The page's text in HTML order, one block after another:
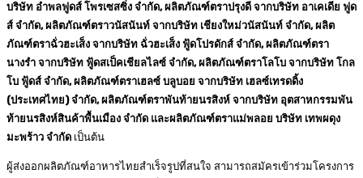
บริษัท อำพลฟูดส์ โพรเซสซิ่ง จำกัด, ผลิตภัณฑ์ตราปรุงดี จากบริษัท อาเคเดีย ฟูด
ส์ จำกัด, ผลิตภัณฑ์ตราวนัสนันท์ จากบริษัท เชียงใหม่วนัสนันท์ จำกัด, ผลิต
ภัณฑ์ตราฉั่วฮะเส็ง จากบริษัท ฉั่วฮะเส็ง ฟู้ดโปรดักส์ จำกัด, ผลิตภัณฑ์ตรา
นางรำ จากบริษัท ฟู้ดสเป็คเชียลไลซ์ จำกัด, ผลิตภัณฑ์ตราโลโบ จากบริษัท โกล
โบ ฟู้ดส์ จำกัด, ผลิตภัณฑ์ตราเฮลซ์ บลูบอย จากบริษัท เฮลซ์เทรดดิ้ง
(ประเทศไทย) จำกัด, ผลิตภัณฑ์ตราพันท้ายนรสิงห์ จากบริษัท อุตสาหกรรมพัน
ท้ายนรสิงห์สินค้าพื้นเมือง จำกัด และผลิตภัณฑ์ตราแม่พลอย บริษัท เทพผดุง
มะพร้าว จำกัด เป็นต้น
ผู้ส่งออกผลิตภัณฑ์อาหารไทยสำเร็จรูปที่สนใจ สามารถสมัครเข้าร่วมโครงการ